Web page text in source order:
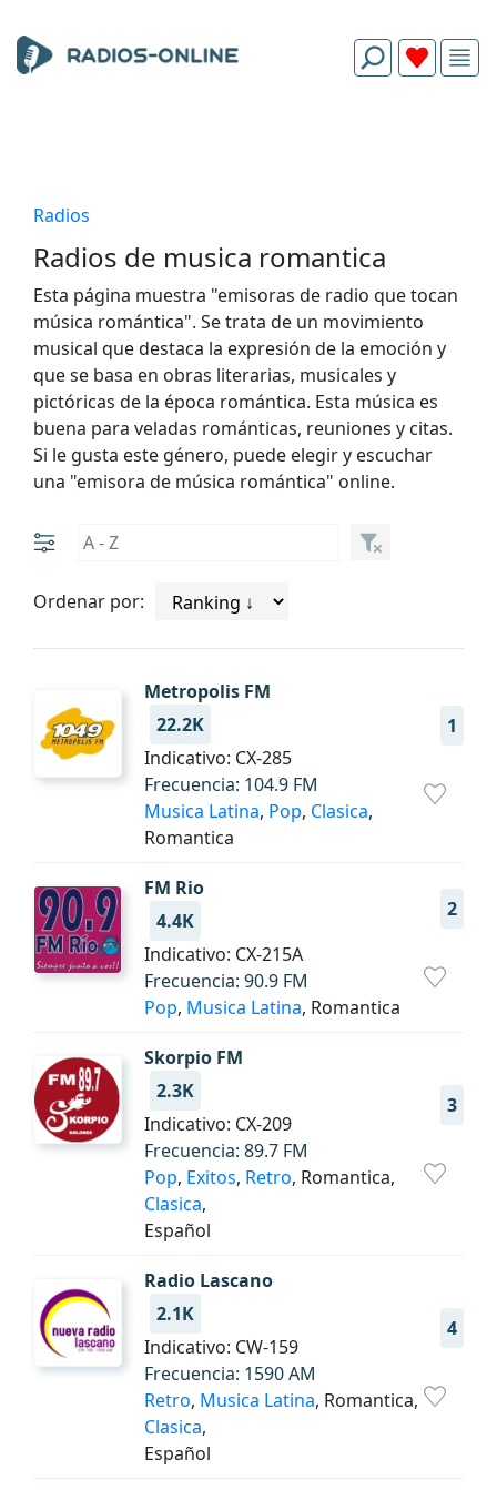
Radios
Radios de musica romantica
Esta página muestra "emisoras de radio que tocan
música romántica". Se trata de un movimiento
musical que destaca la expresión de la emoción y
que se basa en obras literarias, musicales y
pictóricas de la época romántica. Esta música es
buena para veladas románticas, reuniones y citas.
Si le gusta este género, puede elegir y escuchar
una "emisora de música romántica" online.
Ordenar por:
Metropolis FM
1
22.2K
Indicativo: CX-285
Frecuencia: 104.9 FM
Musica Latina, Pop, Clasica,
Romantica
FM Rio
2
4.4K
Indicativo: CX-215A
Frecuencia: 90.9 FM
Pop, Musica Latina, Romantica
Skorpio FM
3
2.3K
Indicativo: CX-209
Frecuencia: 89.7 FM
Pop, Exitos, Retro, Romantica,
Clasica,
Español
Radio Lascano
4
2.1K
Indicativo: CW-159
Frecuencia: 1590 AM
Retro, Musica Latina, Romantica,
Clasica,
Español